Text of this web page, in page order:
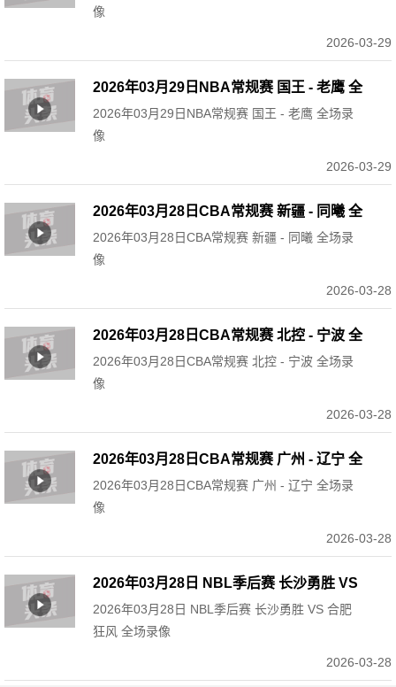
像
2026-03-29
2026年03月29日NBA常规赛 国王 - 老鹰 全
场录像
2026年03月29日NBA常规赛 国王 - 老鹰 全场录
像
2026-03-29
2026年03月28日CBA常规赛 新疆 - 同曦 全
场录像
2026年03月28日CBA常规赛 新疆 - 同曦 全场录
像
2026-03-28
2026年03月28日CBA常规赛 北控 - 宁波 全
场录像
2026年03月28日CBA常规赛 北控 - 宁波 全场录
像
2026-03-28
2026年03月28日CBA常规赛 广州 - 辽宁 全
场录像
2026年03月28日CBA常规赛 广州 - 辽宁 全场录
像
2026-03-28
2026年03月28日 NBL季后赛 长沙勇胜 VS
合肥狂风 全场录像
2026年03月28日 NBL季后赛 长沙勇胜 VS 合肥
狂风 全场录像
2026-03-28